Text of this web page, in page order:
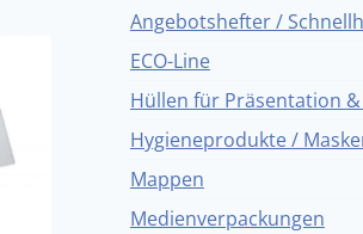
Angebotshefter /
ECO-Line
Hüllen für Präsentation
Hygieneprodukte /
Mappen
Medienverpackungen